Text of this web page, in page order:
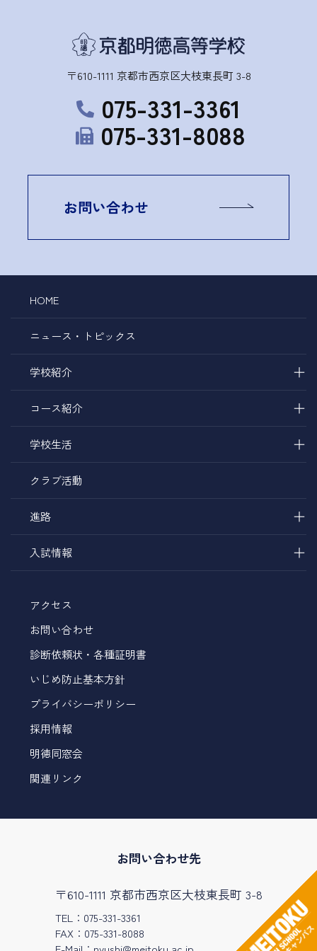
〒610-1111 京都市西京区大枝東長町 3-8
075-331-3361
075-331-8088
お問い合わせ
HOME
ニュース・トピックス
学校紹介 ＋
コース紹介 ＋
学校生活 ＋
クラブ活動
進路 ＋
入試情報 ＋
アクセス
お問い合わせ
診断依頼状・各種証明書
いじめ防止基本方針
プライバシーポリシー
採用情報
明徳同窓会
関連リンク
お問い合わせ先
〒610-1111 京都市西京区大枝東長町 3-8
TEL：075-331-3361
FAX：075-331-8088